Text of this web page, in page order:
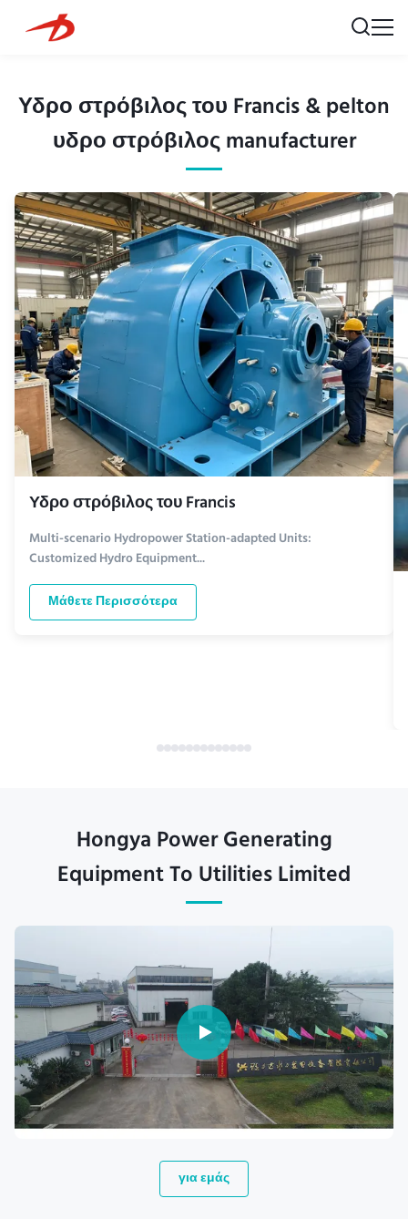
Υδρο στρόβιλος του Francis & pelton
υδρο στρόβιλος manufacturer
Υδρο στρόβιλος του Francis
Multi-scenario Hydropower Station-adapted Units:
Customized Hydro Equipment...
Μάθετε Περισσότερα
Hongya Power Generating
Equipment To Utilities Limited
για εμάς